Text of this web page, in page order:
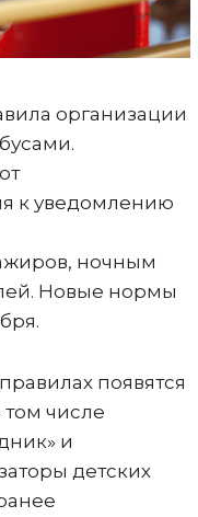
организации
к уведомлению
ночным
Новые нормы
появятся
числе
и
детских